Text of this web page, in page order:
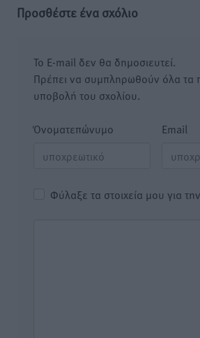
Προσθέστε ένα σχόλιο
Το E-mail δεν θα δημοσιευτεί.
Πρέπει να συμπληρωθούν όλα τα
υποβολή του σχολίου.
Όνοματεπώνυμο Email
Φύλαξε τα στοιχεία μου για